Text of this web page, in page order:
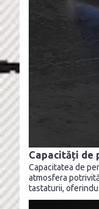
Capacități de
Capacitatea de
atmosfera
tastaturii,